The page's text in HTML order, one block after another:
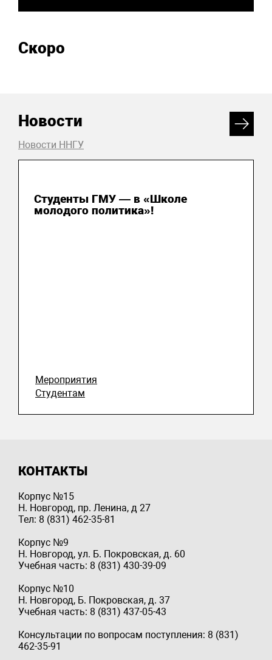
Скоро
Новости
Новости ННГУ
Студенты ГМУ — в «Школе
молодого политика»!
Мероприятия
Студентам
КОНТАКТЫ
Корпус №15
Н. Новгород, пр. Ленина, д 27
Тел: 8 (831) 462-35-81
Корпус №9
Н. Новгород, ул. Б. Покровская, д. 60
Учебная часть: 8 (831) 430-39-09
Корпус №10
Н. Новгород, Б. Покровская, д. 37
Учебная часть: 8 (831) 437-05-43
Консультации по вопросам поступления: 8 (831)
462-35-91